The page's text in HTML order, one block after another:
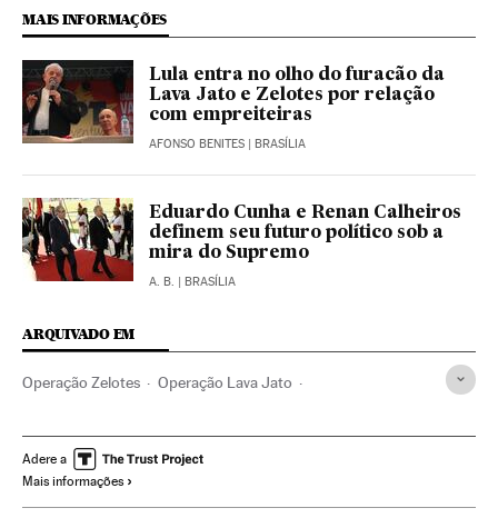
MAIS INFORMAÇÕES
Lula entra no olho do furacão da
Lava Jato e Zelotes por relação
com empreiteiras
AFONSO BENITES | BRASÍLIA
Eduardo Cunha e Renan Calheiros
definem seu futuro político sob a
mira do Supremo
A. B. | BRASÍLIA
ARQUIVADO EM
Operação Zelotes Operação Lava Jato
Investigação policial Caso Petrobras
Escândalos políticos
Adere a
Mais informações